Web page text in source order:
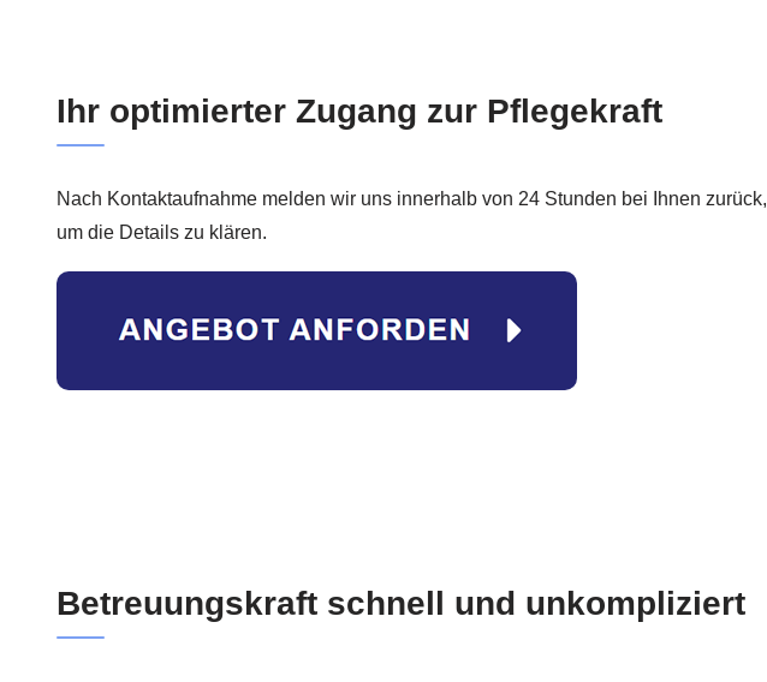
Ihr optimierter Zugang zur Pflegekraft
Nach Kontaktaufnahme melden wir uns innerhalb von 24 Stunden bei Ihnen zurück,
um die Details zu klären.
Betreuungskraft schnell und unkompliziert